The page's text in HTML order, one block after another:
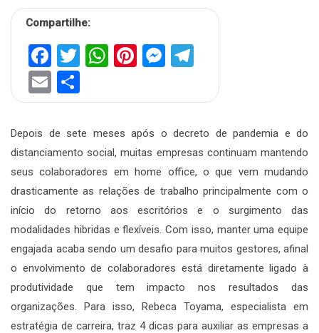
Compartilhe:
Facebook
Twitter
WhatsApp
Pinterest
Messenger
Email
Depois de sete meses após o decreto de pandemia e do
distanciamento social, muitas empresas continuam mantendo
seus colaboradores em home office, o que vem mudando
drasticamente as relações de trabalho principalmente com o
início do retorno aos escritórios e o surgimento das
modalidades hibridas e flexíveis. Com isso, manter uma equipe
engajada acaba sendo um desafio para muitos gestores, afinal
o envolvimento de colaboradores está diretamente ligado à
produtividade que tem impacto nos resultados das
organizações. Para isso, Rebeca Toyama, especialista em
estratégia de carreira, traz 4 dicas para auxiliar as empresas a